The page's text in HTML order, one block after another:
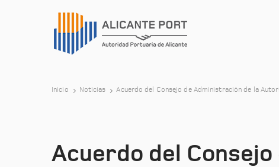
Inicio Noticias Acuerdo del Consejo de Administración de la
Acuerdo del